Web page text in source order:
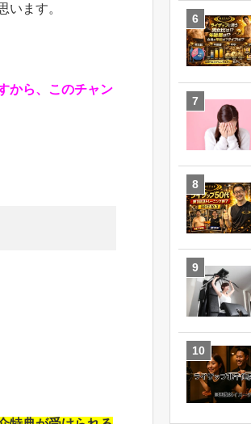
います。
から、このチャン